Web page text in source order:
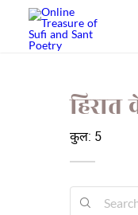
कुल: 5